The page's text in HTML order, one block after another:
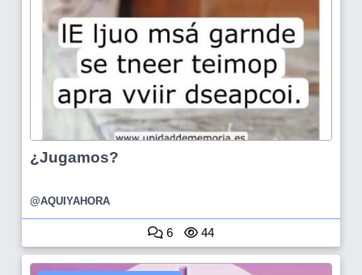
¿Jugamos?
@AQUIYAHORA
6 44